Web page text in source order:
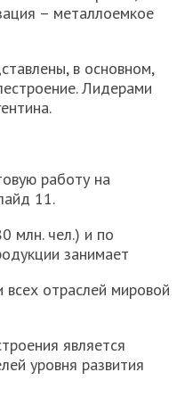
– металлоемкое
в основном,
Лидерами
работу на
11.
млн. чел.) и по
занимает
отраслей мировой
является
уровня развития